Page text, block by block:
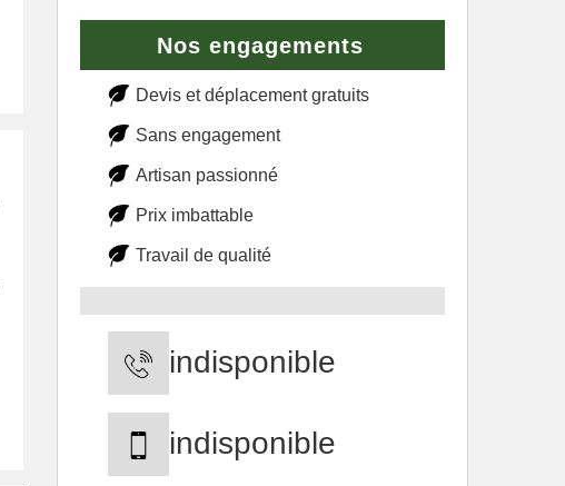
Nos engagements
Devis et déplacement gratuits
Sans engagement
Artisan passionné
Prix imbattable
Travail de qualité
indisponible
indisponible